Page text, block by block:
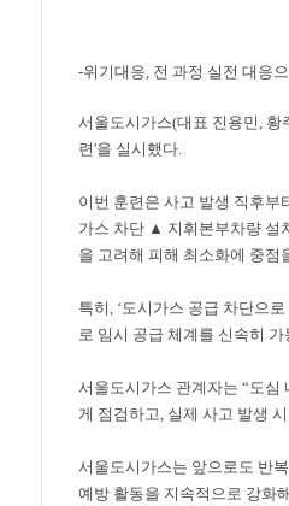
-위기대응, 전 과정 실전 대응
서울도시가스(대표 진용민, 황
련'을 실시했다.
이번 훈련은 사고 발생 직후부
가스 차단 ▲ 지휘본부차량 설
을 고려해 피해 최소화에 중점
특히, ‘도시가스 공급 차단으
로 임시 공급 체계를 신속히 가
서울도시가스 관계자는 “도심
게 점검하고, 실제 사고 발생
서울도시가스는 앞으로도 반
예방 활동을 지속적으로 강화